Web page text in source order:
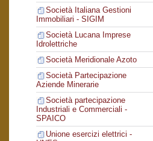
Società Italiana Gestioni
Immobiliari - SIGIM
Società Lucana Imprese
Idrolettriche
Società Meridionale Azoto
Società Partecipazione
Aziende Minerarie
Società partecipazione
Industriali e Commerciali -
SPAICO
Unione esercizi elettrici -